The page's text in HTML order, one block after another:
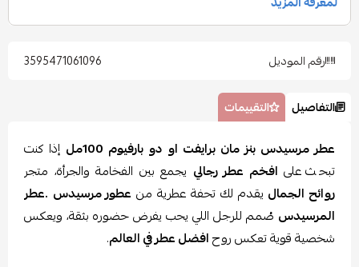
رقم الموديل 3595471061096
التفاصيل التقييمات
عطر مرسيدس بنز مان برايفت او دو بارفيوم 100مل
إذا كنت
تبحث على افخم عطر رجالي يجمع بين الفخامة والجرأة، متجر
روائح الجمال يقدم لك تحفة عطرية من عطور مرسيدس .عطر
المرسيدس صُمم للرجل اللي يحب يفرض حضوره بثقة، ويعكس
شخصية قوية تعكس روحافضل عطر في العالم.